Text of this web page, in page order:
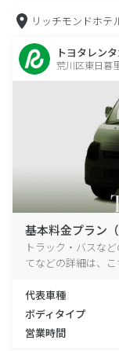
リッチモンドホテ
トヨタレン
荒川区東日暮
基本料金プラン（
トラック・バスな
てなどの詳細は、
代表車種
ボディタイプ
営業時間